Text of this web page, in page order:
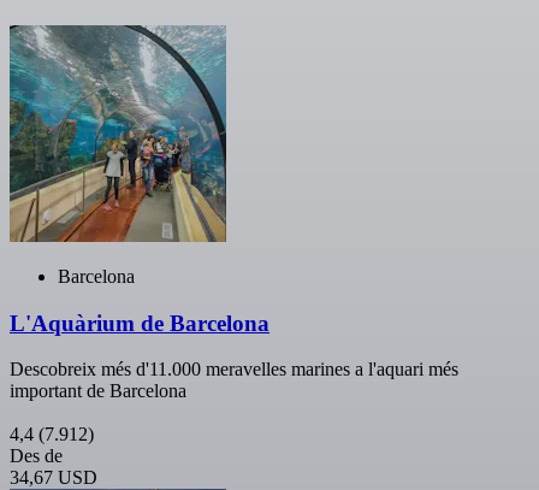
Barcelona
L'Aquàrium de Barcelona
Descobreix més d'11.000 meravelles marines a l'aquari més
important de Barcelona
4,4 (7.912)
Des de
34,67 USD